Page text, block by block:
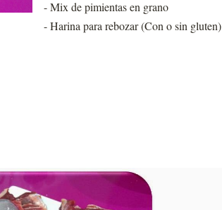
- Mix de pimientas en grano
- Harina para rebozar (Con o sin gluten)